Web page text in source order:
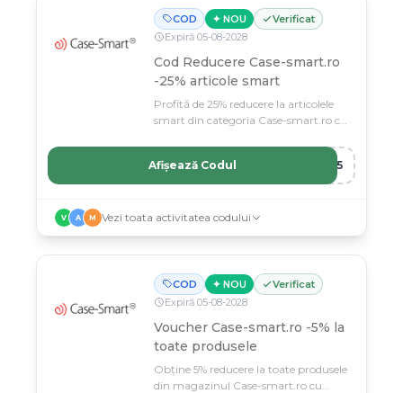
COD ✦ NOU
Verificat
Expiră 05-08-2028
Cod Reducere Case-smart.ro
-25% articole smart
Profită de 25% reducere la articolele
smart din categoria Case-smart.ro cu
T25
Afișează Codul
V A M Vezi toata activitatea codului
COD ✦ NOU
Verificat
Expiră 05-08-2028
Voucher Case-smart.ro -5% la
toate produsele
Obține 5% reducere la toate produsele
din magazinul Case-smart.ro cu